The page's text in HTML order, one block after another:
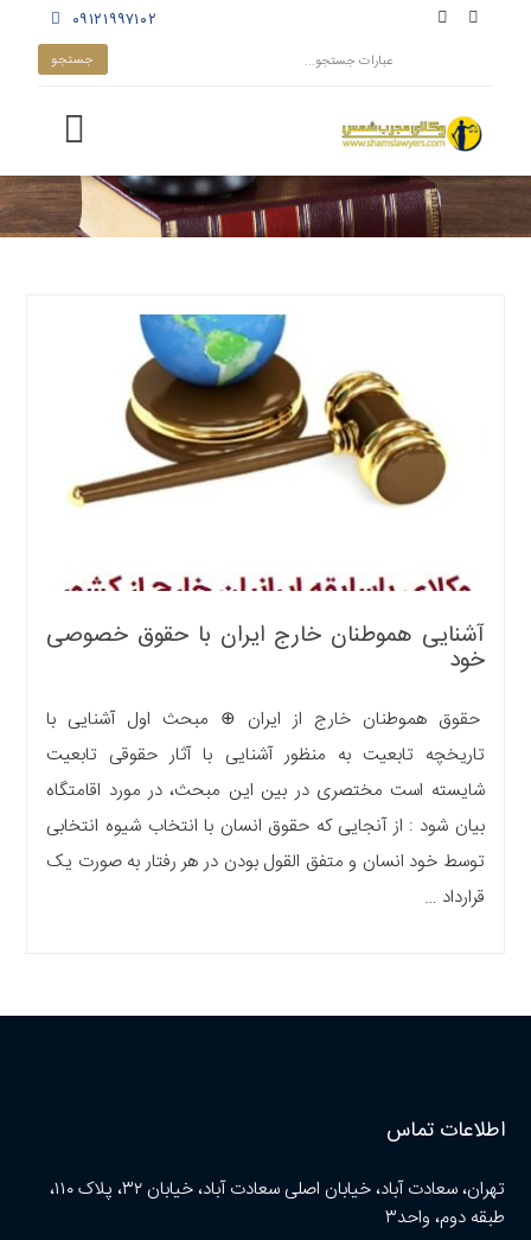
۰۹۱۲۱۹۹۷۱۰۲
آشنایی هموطنان خارج ایران با حقوق خصوصی
خود
حقوق هموطنان خارج از ایران ⊕ مبحث اول آشنایی با
تاریخچه تابعیت به منظور آشنایی با آثار حقوقی تابعیت
شایسته است مختصری در بین این مبحث، در مورد اقامتگاه
بیان شود : از آنجایی که حقوق انسان با انتخاب شیوه انتخابی
توسط خود انسان و متفق القول بودن در هر رفتار به صورت یک
قرارداد …
اطلاعات تماس
تهران، سعادت آباد، خیابان اصلی سعادت آباد، خیابان ۳۲، پلاک ۱۱۰،
طبقه دوم، واحد۳